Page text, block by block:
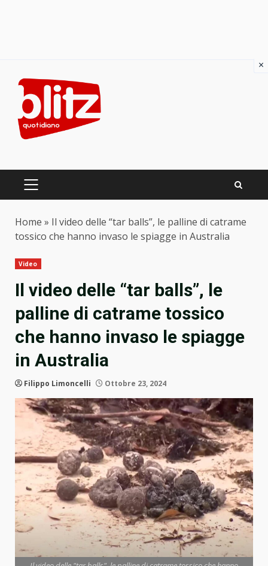
content
PRIMARY
Home » Il video delle “tar balls”, le palline di catrame
tossico che hanno invaso le spiagge in Australia
Video
Il video delle “tar balls”, le
palline di catrame tossico
che hanno invaso le spiagge
in Australia
Filippo Limoncelli Ottobre 23, 2024
×